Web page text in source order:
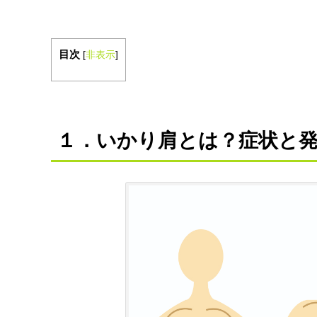
目次 [非表示]
１．いかり肩とは？症状と